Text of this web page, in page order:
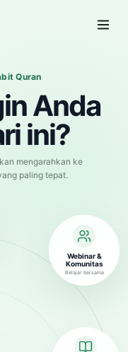
Quran
Anda
ini?
mengarahkan ke
paling tepat.
Webinar &
Komunitas
Belajar bersama